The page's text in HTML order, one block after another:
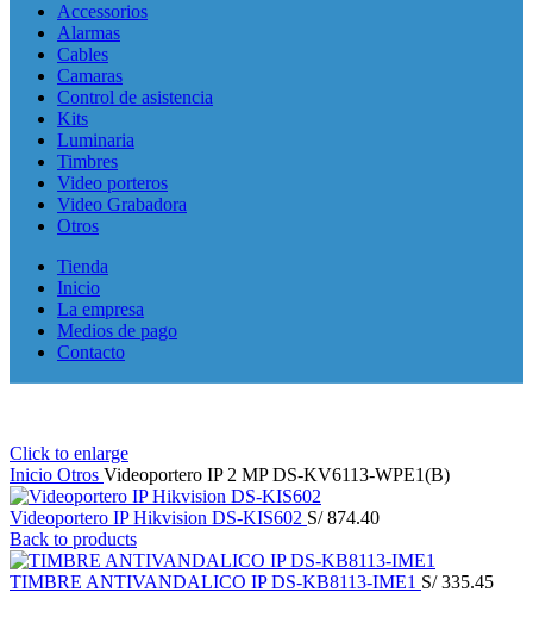
Accessorios
Alarmas
Cables
Camaras
Control de asistencia
Kits
Luminaria
Timbres
Video porteros
Video Grabadora
Otros
Tienda
Inicio
La empresa
Medios de pago
Contacto
Click to enlarge
Inicio Otros Videoportero IP 2 MP DS-KV6113-WPE1(B)
Videoportero IP Hikvision DS-KIS602 S/874.40
Back to products
TIMBRE ANTIVANDALICO IP DS-KB8113-IME1 S/335.45